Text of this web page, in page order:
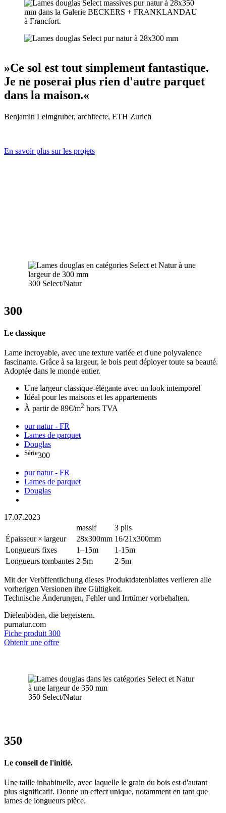
»Ce sol est tout simplement fantastique.
Je ne poserai plus rien d'autre parquet
dans la maison.«
Benjamin Leimgruber, architecte, ETH Zurich
En savoir plus sur les projets
300 Select/Natur
300
Le classique
Lame incroyable, avec une texture variée et d'une polyvalence
fascinante. Grâce à sa largeur, le bois peut déployer toute sa beauté.
Adoptée dans le monde entier.
Une largeur classique-élégante avec un look intemporel
Idéal pour les maisons et les appartements
À partir de 89€/m2 hors TVA
pur natur - FR
Lames de parquet
Douglas
Série300
pur natur - FR
Lames de parquet
Douglas
17.07.2023
massif
3 plis
Épaisseur × largeur
28x300mm 16/21x300mm
Longueurs fixes
1–15m
1-15m
Longueurs tombantes 2-5m 2-5m
Mit der Veröffentlichung dieses Produktdatenblattes verlieren alle
vorherigen Versionen ihre Gültigkeit.
Technische Änderungen, Fehler und Irrtümer vorbehalten.
Dielenböden, die begeistern.
purnatur.com
Fiche produit 300
Obtenir une offre
350 Select/Natur
350
Le conseil de l'initié.
Une taille inhabituelle, avec laquelle le grain du bois est d'autant
plus significatif. Donne un effect unique, notamment en tant que
lames de longueurs pièce.